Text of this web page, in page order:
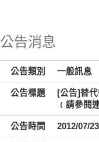
公告消息
公告類別 一般訊息
公告標題
[公告]替
﹙請參閱
公告時間 2012/07/